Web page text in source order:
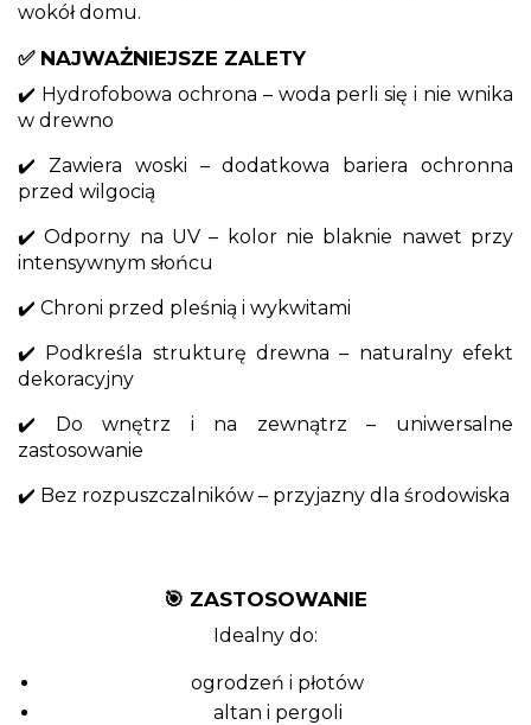
wokół domu.
✅ NAJWAŻNIEJSZE ZALETY
✔️ Hydrofobowa ochrona – woda perli się i nie wnika
w drewno
✔️ Zawiera woski – dodatkowa bariera ochronna
przed wilgocią
✔️ Odporny na UV – kolor nie blaknie nawet przy
intensywnym słońcu
✔️ Chroni przed pleśnią i wykwitami
✔️ Podkreśla strukturę drewna – naturalny efekt
dekoracyjny
✔️ Do wnętrz i na zewnątrz – uniwersalne
zastosowanie
✔️ Bez rozpuszczalników – przyjazny dla środowiska
🎯 ZASTOSOWANIE
Idealny do:
ogrodzeń i płotów
altan i pergoli